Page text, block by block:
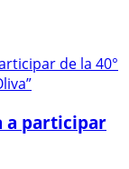
a participar